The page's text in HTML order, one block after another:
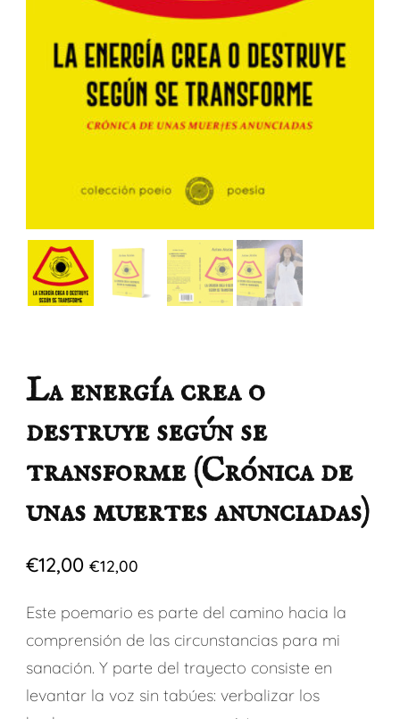
La energía crea o
destruye según se
transforme (Crónica de
unas muertes anunciadas)
€12,00 €12,00
Este poemario es parte del camino hacia la
comprensión de las circunstancias para mi
sanación. Y parte del trayecto consiste en
levantar la voz sin tabúes: verbalizar los